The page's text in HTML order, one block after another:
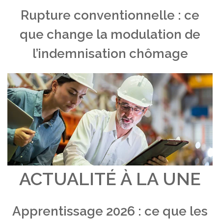
Rupture conventionnelle : ce
que change la modulation de
l’indemnisation chômage
ACTUALITÉ À LA UNE
Apprentissage 2026 : ce que les